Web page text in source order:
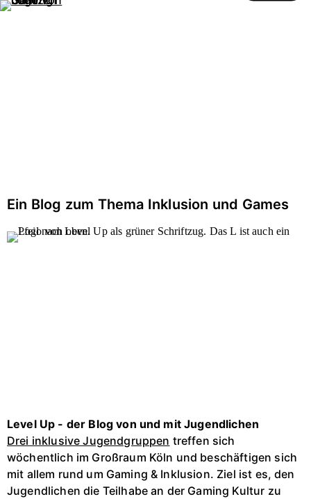
Zum
Zur
öffnen
Ein Blog zum Thema Inklusion und Games
Level Up - der Blog von und mit Jugendlichen
Drei inklusive Jugendgruppen treffen sich
wöchentlich im Großraum Köln und beschäftigen sich
mit allem rund um Gaming & Inklusion. Ziel ist es, den
Jugendlichen die Teilhabe an der Gaming Kultur zu